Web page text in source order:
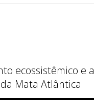
ecossistêmico e a
Mata Atlântica